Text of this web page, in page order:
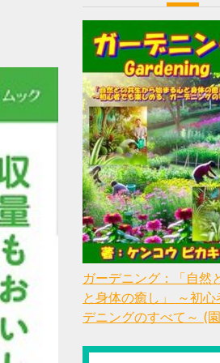
ガーデニング：「自然
と身体の癒し」 ～初
デニングのすべて～ (